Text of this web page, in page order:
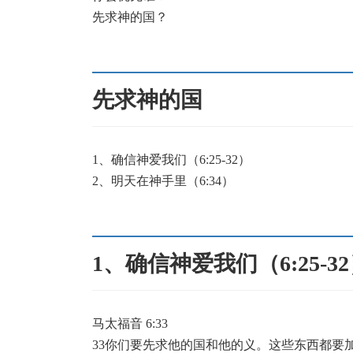
先求神的国？
先求神的国
1、确信神爱我们（6:25-32）
2、明天在神手里（6:34）
1、确信神爱我们（6:25-32
马太福音 6:33
33你们要先求他的国和他的义。这些东西都要